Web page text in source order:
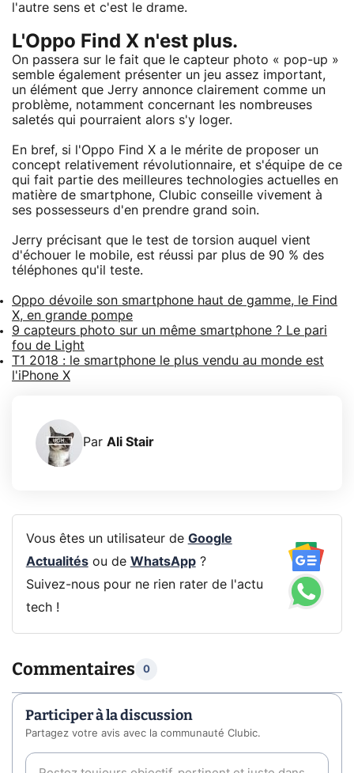
l'autre sens et c'est le drame.
L'Oppo Find X n'est plus.
On passera sur le fait que le capteur photo « pop-up »
semble également présenter un jeu assez important,
un élément que Jerry annonce clairement comme un
problème, notamment concernant les nombreuses
saletés qui pourraient alors s'y loger.
En bref, si l'Oppo Find X a le mérite de proposer un
concept relativement révolutionnaire, et s'équipe de ce
qui fait partie des meilleures technologies actuelles en
matière de smartphone, Clubic conseille vivement à
ses possesseurs d'en prendre grand soin.
Jerry précisant que le test de torsion auquel vient
d'échouer le mobile, est réussi par plus de 90 % des
téléphones qu'il teste.
Oppo dévoile son smartphone haut de gamme, le Find
X, en grande pompe
9 capteurs photo sur un même smartphone ? Le pari
fou de Light
T1 2018 : le smartphone le plus vendu au monde est
l'iPhone X
Par Ali Stair
Vous êtes un utilisateur de Google
Actualitésou de WhatsApp?
Suivez-nous pour ne rien rater de l'actu
tech !
Commentaires 0
Participer à la discussion
Partagez votre avis avec la communauté Clubic.